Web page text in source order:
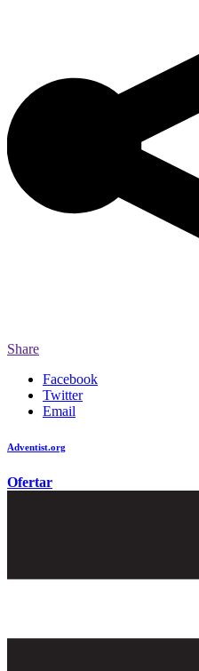
Share
Facebook
Twitter
Email
Adventist.org
Ofertar